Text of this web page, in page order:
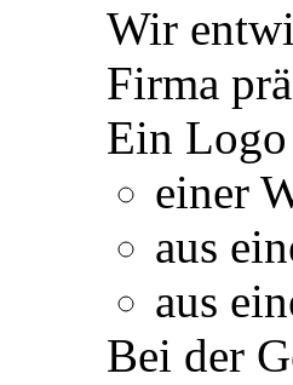
Wir
Firma
Ein Logo
einer
aus
aus
Bei der